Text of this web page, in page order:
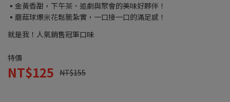
▪金黃香甜，下午茶、追劇與聚會的美味好夥伴！
▪蘑菇球爆米花鬆脆紮實，一口接一口的滿足感！
就是我！人氣銷售冠軍口味
特價
NT$125 NT$155